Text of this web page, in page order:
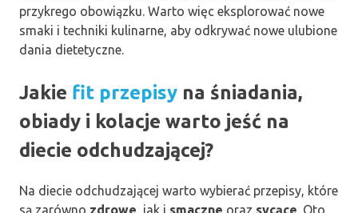
przykrego obowiązku. Warto więc eksplorować nowe
smaki i techniki kulinarne, aby odkrywać nowe ulubione
dania dietetyczne.
Jakie fit przepisy na śniadania,
obiady i kolacje warto jeść na
diecie odchudzającej?
Na diecie odchudzającej warto wybierać przepisy, które
są zarówno zdrowe, jak i smaczne oraz sycące. Oto